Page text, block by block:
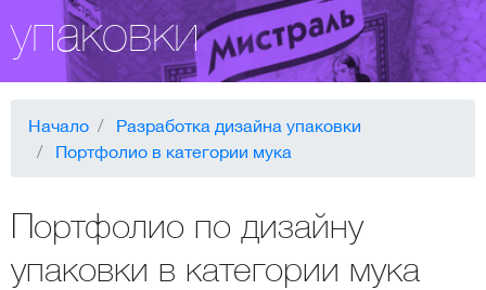
упаковки
Начало
Разработка дизайна упаковки
Портфолио в категории мука
Портфолио по дизайну
упаковки в категории мука